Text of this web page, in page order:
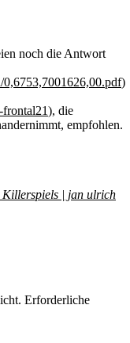
noch die Antwort
)
), die
empfohlen.
Killerspiels | jan ulrich
Erforderliche